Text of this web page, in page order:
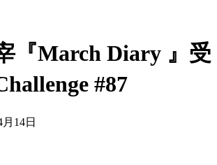
『March Diary 』受
#87
14日